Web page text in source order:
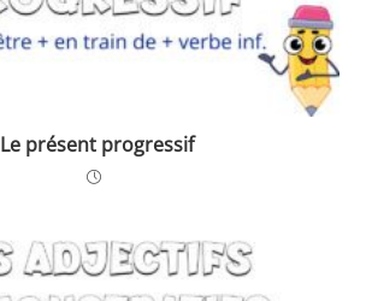
Le présent progressif